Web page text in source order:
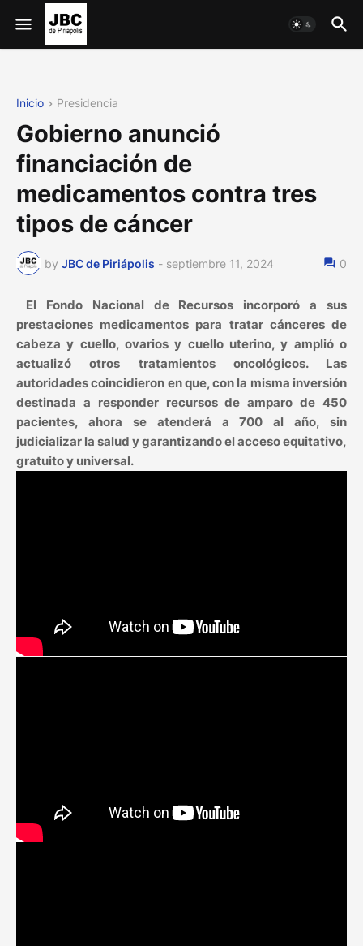
Inicio Presidencia
Gobierno anunció
financiación de
medicamentos contra tres
tipos de cáncer
by JBC de Piriápolis - septiembre 11, 2024 0
El Fondo Nacional de Recursos incorporó a sus
prestaciones medicamentos para tratar cánceres de
cabeza y cuello, ovarios y cuello uterino, y amplió o
actualizó otros tratamientos oncológicos. Las
autoridades coincidieron en que, con la misma inversión
destinada a responder recursos de amparo de 450
pacientes, ahora se atenderá a 700 al año, sin
judicializar la salud y garantizando el acceso equitativo,
gratuito y universal.